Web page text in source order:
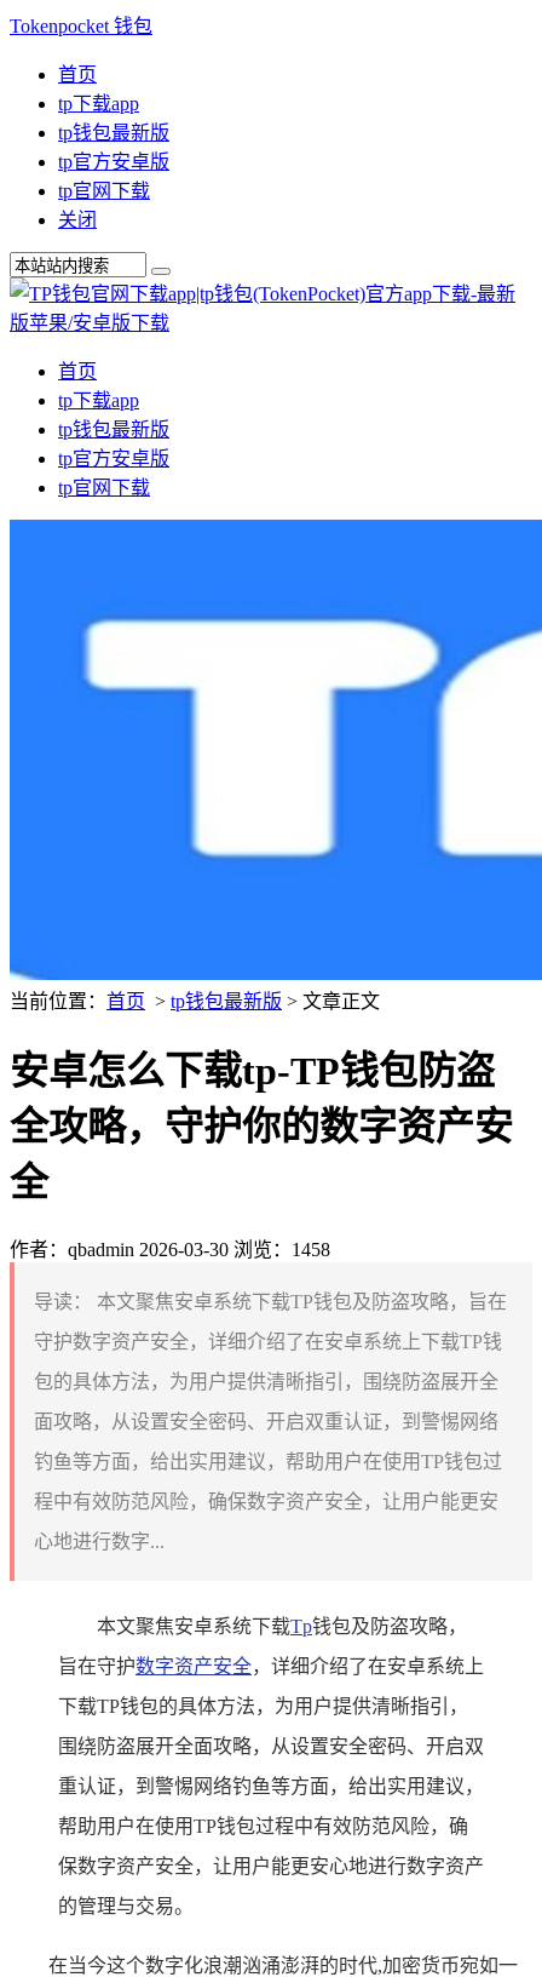
Tokenpocket 钱包
首页
tp下载app
tp钱包最新版
tp官方安卓版
tp官网下载
关闭
首页
tp下载app
tp钱包最新版
tp官方安卓版
tp官网下载
当前位置： 首页 > tp钱包最新版 > 文章正文
安卓怎么下载tp-TP钱包防盗
全攻略，守护你的数字资产安
全
作者：qbadmin 2026-03-30 浏览：1458
导读：
本文聚焦安卓系统下载TP钱包及防盗攻略，旨在
守护数字资产安全，详细介绍了在安卓系统上下载TP钱
包的具体方法，为用户提供清晰指引，围绕防盗展开全
面攻略，从设置安全密码、开启双重认证，到警惕网络
钓鱼等方面，给出实用建议，帮助用户在使用TP钱包过
程中有效防范风险，确保数字资产安全，让用户能更安
心地进行数字...
本文聚焦安卓系统下载Tp钱包及防盗攻略，
旨在守护数字资产安全，详细介绍了在安卓系统上
下载TP钱包的具体方法，为用户提供清晰指引，
围绕防盗展开全面攻略，从设置安全密码、开启双
重认证，到警惕网络钓鱼等方面，给出实用建议，
帮助用户在使用TP钱包过程中有效防范风险，确
保数字资产安全，让用户能更安心地进行数字资产
的管理与交易。
在当今这个数字化浪潮汹涌澎湃的时代,加密货币宛如一